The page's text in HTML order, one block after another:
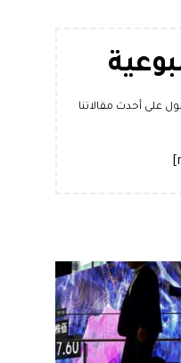
على أحدث مقالاتنا